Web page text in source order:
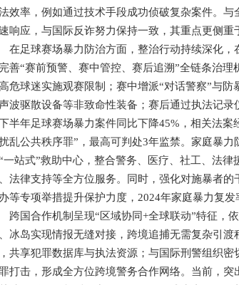
效率，例如通过技术手段成功侦破复杂案件。
响应，与国际反诈努力保持一致，其重点更侧重
足球赛场暴力防治方面，整治行动持续深化，
善“赛前预警、赛中管控、赛后追溯”全链条治
危球迷实施观赛限制；赛中增派“对话警察”与
波驱散设备等非致命性装备；赛后通过执法记
半年足球赛场暴力案件同比下降45%，相关法
乱公共秩序罪”，最高可判处3年监禁。家庭暴
一站式”救助中心，整合警务、医疗、社工、法
法律支持等全方位服务。同时，强化对施暴者
等专项举措提升保护力度，2024年家庭暴力复发
国合作机制呈现“区域协同+全球联动”特征，依
冰岛实现情报无缝对接，跨境追捕无需复杂引
共享犯罪数据库与执法资源；与国际刑警组织
打击，形成全方位跨境警务合作网络。当前，